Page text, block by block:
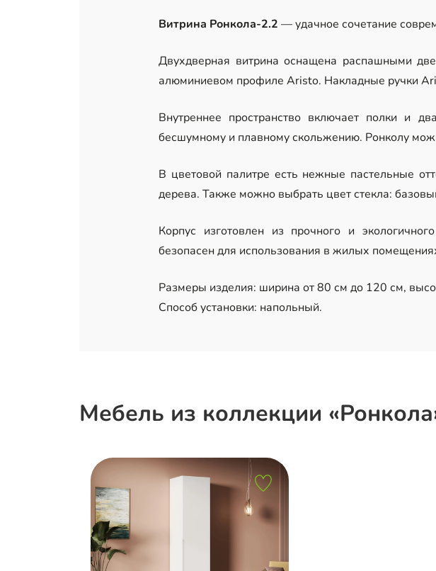
Витрина Ронкола-2.2 — удачное сочетание
Двухдверная витрина оснащена распашными
алюминиевом профиле Aristo. Накладные ручки
Внутреннее пространство включает полки и
бесшумному и плавному скольжению. Ронколу
В цветовой палитре есть нежные пастельные
дерева. Также можно выбрать цвет стекла:
Корпус изготовлен из прочного и
безопасен для использования в жилых
Размеры изделия: ширина от 80 см до 120 см,
Способ установки: напольный.
Мебель из коллекции